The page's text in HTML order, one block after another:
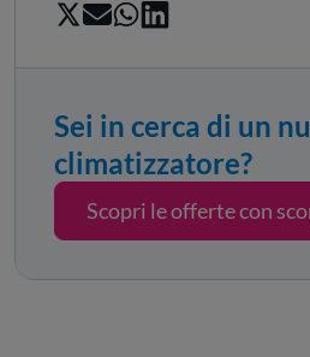
Sei in cerca di un
climatizzatore?
Scopri le offerte con